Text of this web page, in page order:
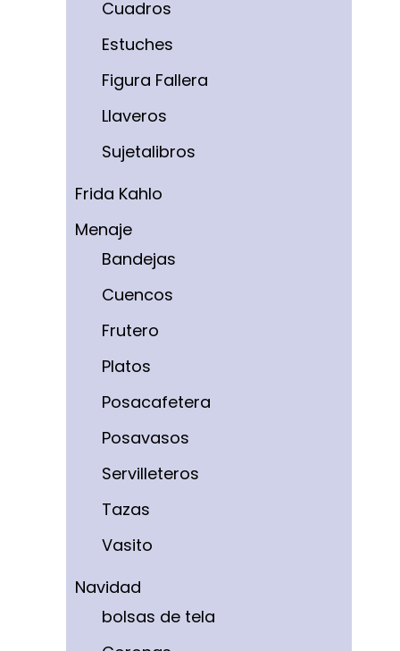
Cuadros
Estuches
Figura Fallera
Llaveros
Sujetalibros
Frida Kahlo
Menaje
Bandejas
Cuencos
Frutero
Platos
Posacafetera
Posavasos
Servilleteros
Tazas
Vasito
Navidad
bolsas de tela